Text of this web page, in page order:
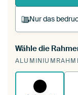
Nur das
Du
deinen
Wähle die